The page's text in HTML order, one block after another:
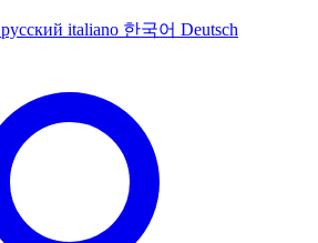
русский italiano 한국어 Deutsch